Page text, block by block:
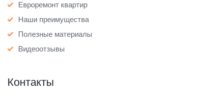
Евроремонт квартир
Наши преимущества
Полезные материалы
Видеоотзывы
Контакты